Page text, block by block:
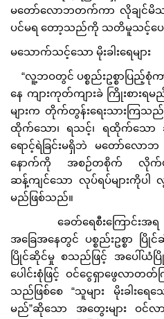
မတော်လောဘတက်ကာ လိုချင်မိသ
ပင်မရ တော့သည်ကို သတိမူသင့်ပ
မသောက်သင့်သော မိုးခါးရေများ
“လူ့ဘဝတွင် ပစ္စည်းဥစ္စာပြည့်စုံက
နေ ကျားကုတ်ကျားခဲ ကြိုးစားရ
များက တိုက်တွန်းရေးသားကြ
ထိုက်သော၊ ရသင့်၊ ရထိုက်သော
ရောင့်ရဲခြင်းမရှိဘဲ မတော်လော
နောက်ကို အစဉ်တစိုက် လိုက်ပါ
ဆန့်ကျင်သော လုပ်ရပ်များကို
မည်ဖြစ်သည်။
ခေတ်ရေစီးကြောင်းအရ
အခြေအနေတွင် ပစ္စည်းဥစ္စာ ပြို
ပြိုင်ဆိုင်မှု စသည်ဖြင့် အပေါ်ယံပ
ပေါင်းစုံဖြင့် ဝင်ငွေရှာဖွေလာ
သည်ဖြစ်စေ “သူများ မိုးခါး
မည်”ဆိုသော အတွေးများ ဝင်